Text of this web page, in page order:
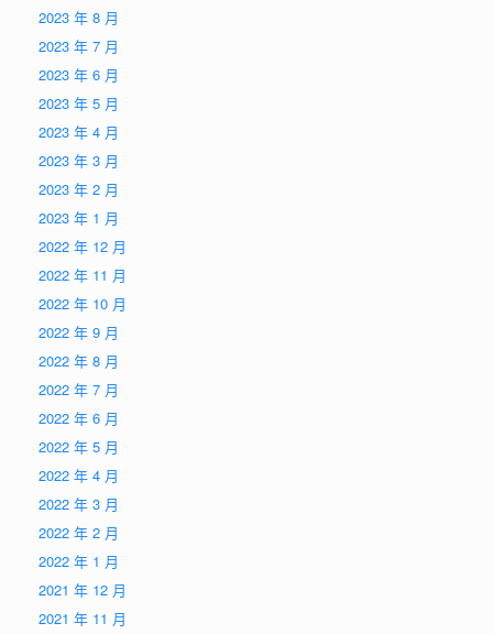
2023 年 8 月
2023 年 7 月
2023 年 6 月
2023 年 5 月
2023 年 4 月
2023 年 3 月
2023 年 2 月
2023 年 1 月
2022 年 12 月
2022 年 11 月
2022 年 10 月
2022 年 9 月
2022 年 8 月
2022 年 7 月
2022 年 6 月
2022 年 5 月
2022 年 4 月
2022 年 3 月
2022 年 2 月
2022 年 1 月
2021 年 12 月
2021 年 11 月